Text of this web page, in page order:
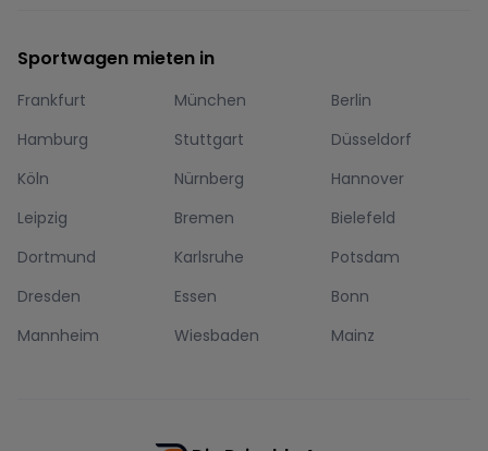
Sportwagen mieten in
Frankfurt München
Berlin
Hamburg
Stuttgart
Düsseldorf
Köln
Nürnberg
Hannover
Leipzig
Bremen
Bielefeld
Dortmund
Karlsruhe
Potsdam
Dresden
Essen
Bonn
Mannheim
Wiesbaden Mainz